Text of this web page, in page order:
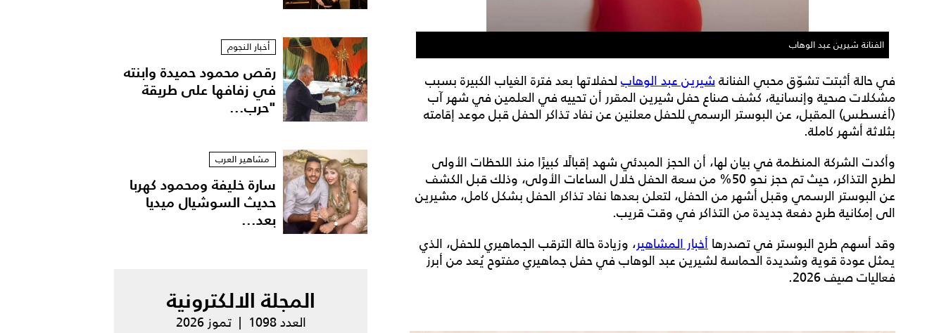
الفنانة شيرين عبد الوهاب شيرين عبد الوهاب
في حالة أثبتت تشوّق محبي الفنانة شيرين عبد الوهاب لحفلاتها بعد فترة الغياب الكبيرة بسبب
مشكلات صحية وإنسانية، كشف صناع حفل شيرين المقرر أن تحييه في العلمين في شهر آب
(أغسطس) المقبل، عن البوستر الرسمي للحفل معلنين عن نفاد تذاكر الحفل قبل موعد إقامته
بثلاثة أشهر كاملة.
وأكدت الشركة المنظمة في بيان لها، أن الحجز المبدئي شهد إقبالًا كبيرًا منذ اللحظات الأولى
لطرح التذاكر، حيث تم حجز نحو 50% من سعة الحفل خلال الساعات الأولى، وذلك قبل الكشف
عن البوستر الرسمي وقبل أشهر من الحفل، لتعلن بعدها نفاد تذاكر الحفل بشكل كامل، مشيرين
الى إمكانية طرح دفعة جديدة من التذاكر في وقت قريب.
وقد أسهم طرح البوستر في تصدرها أخبار المشاهير، وزيادة حالة الترقب الجماهيري للحفل، الذي
يمثل عودة قوية وشديدة الحماسة لشيرين عبد الوهاب في حفل جماهيري مفتوح يُعد من أبرز
فعاليات صيف 2026.
أخبار النجوم
رقص محمود حميدة وابنته
في زفافها على طريقة
"حرب...
مشاهير العرب
سارة خليفة ومحمود كهربا
حديث السوشيال ميديا
بعد...
المجلة الالكترونية
العدد 1098 | تموز 2026